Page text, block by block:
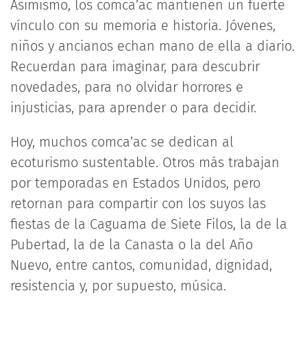
Asimismo, los comca’ac mantienen un fuerte
vínculo con su memoria e historia. Jóvenes,
niños y ancianos echan mano de ella a diario.
Recuerdan para imaginar, para descubrir
novedades, para no olvidar horrores e
injusticias, para aprender o para decidir.
Hoy, muchos comca’ac se dedican al
ecoturismo sustentable. Otros más trabajan
por temporadas en Estados Unidos, pero
retornan para compartir con los suyos las
fiestas de la Caguama de Siete Filos, la de la
Pubertad, la de la Canasta o la del Año
Nuevo, entre cantos, comunidad, dignidad,
resistencia y, por supuesto, música.